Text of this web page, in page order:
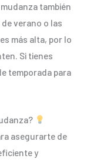
también
verano o las
más alta, por lo
Si tienes
temporada para
asegurarte de
y